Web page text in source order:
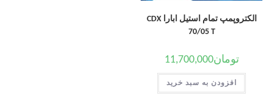
الکتروپمپ تمام استیل ابارا CDX
70/05 T
تومان11,700,000
افزودن به سبد خرید